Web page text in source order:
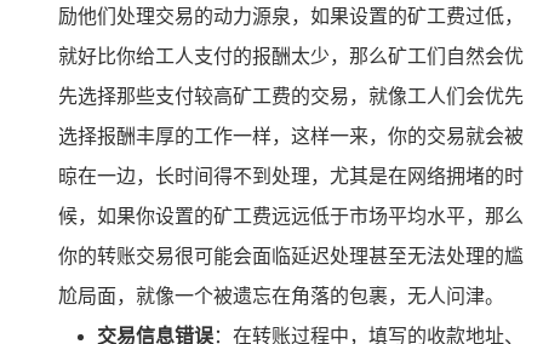
励他们处理交易的动力源泉，如果设置的矿工费过低，
就好比你给工人支付的报酬太少，那么矿工们自然会优
先选择那些支付较高矿工费的交易，就像工人们会优先
选择报酬丰厚的工作一样，这样一来，你的交易就会被
晾在一边，长时间得不到处理，尤其是在网络拥堵的时
候，如果你设置的矿工费远远低于市场平均水平，那么
你的转账交易很可能会面临延迟处理甚至无法处理的尴
尬局面，就像一个被遗忘在角落的包裹，无人问津。
交易信息错误：在转账过程中，填写的收款地址、